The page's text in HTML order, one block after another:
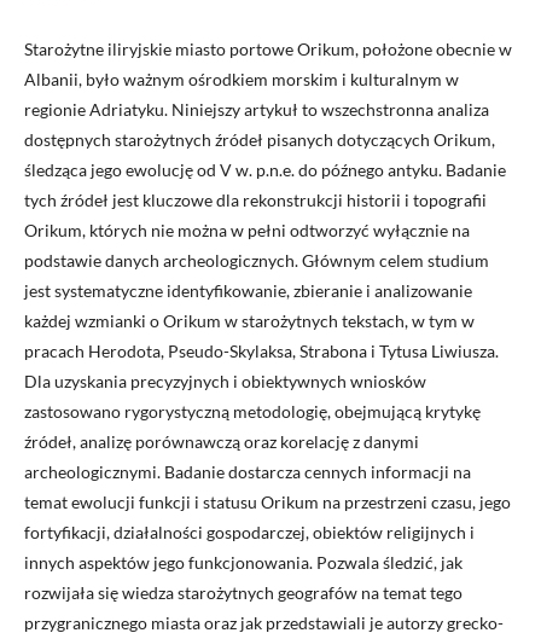
Starożytne iliryjskie miasto portowe Orikum, położone obecnie w
Albanii, było ważnym ośrodkiem morskim i kulturalnym w
regionie Adriatyku. Niniejszy artykuł to wszechstronna analiza
dostępnych starożytnych źródeł pisanych dotyczących Orikum,
śledząca jego ewolucję od V w. p.n.e. do późnego antyku. Badanie
tych źródeł jest kluczowe dla rekonstrukcji historii i topografii
Orikum, których nie można w pełni odtworzyć wyłącznie na
podstawie danych archeologicznych. Głównym celem studium
jest systematyczne identyfikowanie, zbieranie i analizowanie
każdej wzmianki o Orikum w starożytnych tekstach, w tym w
pracach Herodota, Pseudo-Skylaksa, Strabona i Tytusa Liwiusza.
Dla uzyskania precyzyjnych i obiektywnych wniosków
zastosowano rygorystyczną metodologię, obejmującą krytykę
źródeł, analizę porównawczą oraz korelację z danymi
archeologicznymi. Badanie dostarcza cennych informacji na
temat ewolucji funkcji i statusu Orikum na przestrzeni czasu, jego
fortyfikacji, działalności gospodarczej, obiektów religijnych i
innych aspektów jego funkcjonowania. Pozwala śledzić, jak
rozwijała się wiedza starożytnych geografów na temat tego
przygranicznego miasta oraz jak przedstawiali je autorzy grecko-